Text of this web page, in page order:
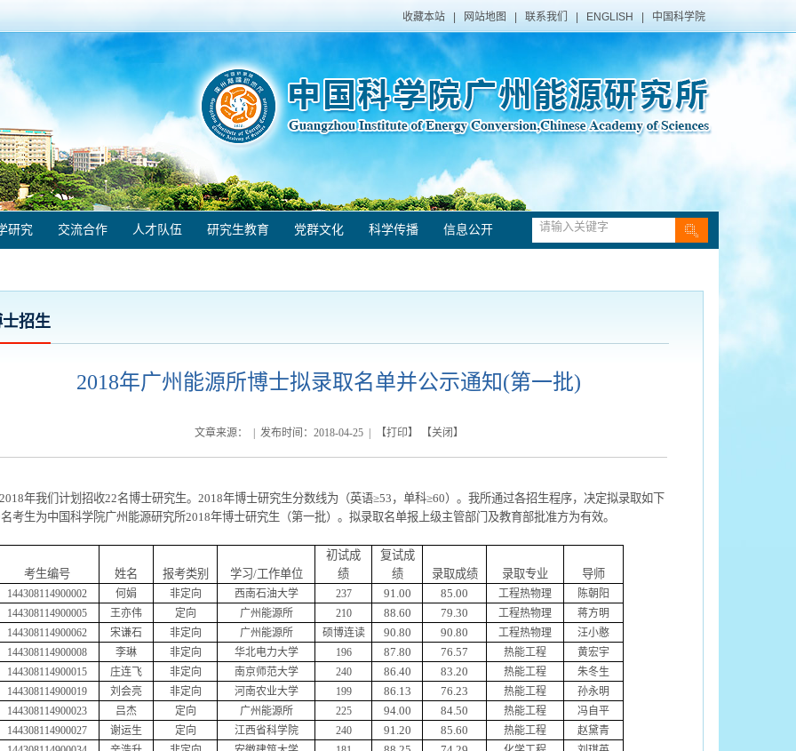
收藏本站 网站地图 联系我们 ENGLISH 中国科学院
研究 交流合作 人才队伍 研究生教育 党群文化 科学传播 信息公开
招生
2018年广州能源所博士拟录取名单并公示通知(第一批)
文章来源： | 发布时间： 2018-04-25| 【打印】 【关闭 】
年我们计划招收22名博士研究生。 2018年博士研究生分数线为（英语≥53 ，单科≥60）。我所通过各招生程序，决定拟录取如下
名考生为中国科学院广州能源研究所2018年博士研究生（第一批）。拟录取名单报上级主管部门及教育部批准方为有效。
考生编号 姓名 报考类别 学习/工作单位
初试成
绩
复试成
绩
录取成绩 录取专业 导师
144308114900002 何娟 非定向 西南石油大学 237 91.00 85.00 工程热物理
陈朝阳
144308114900005
王亦伟 定向 广州能源所 210 88.60 79.30 工程热物理
蒋方明
144308114900062
宋谦石 非定向 广州能源所 硕博连读 90.80 90.80 工程热物理
汪小憨
144308114900008
李琳 非定向 华北电力大学 196 87.80 76.57 热能工程
黄宏宇
144308114900015
庄连飞 非定向 南京师范大学 240 86.40 83.20 热能工程
朱冬生
144308114900019
刘会亮 非定向 河南农业大学 199 86.13 76.23 热能工程
孙永明
144308114900023
吕杰 定向 广州能源所 225 94.00 84.50 热能工程
冯自平
144308114900027
谢运生 定向 江西省科学院 240 91.20 85.60 热能工程
赵黛青